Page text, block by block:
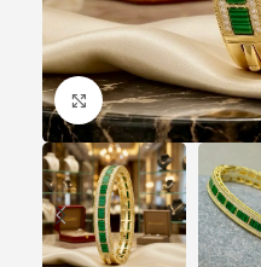
Büyütmek için tıklayın